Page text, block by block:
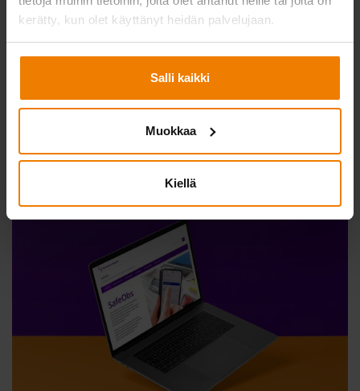
kerätty, kun olet käyttänyt heidän palvelujaan.
Salli kaikki
Muokkaa
Kiellä
04.11.2024
apumiehestä aluepäälliköksi. Uran varrella hän on kokeillut
lähes kaikkia operatiivisen puolen hommia paitsi kuormurin ja
Lue lisää